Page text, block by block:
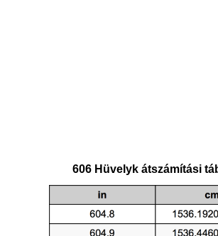
606 Hüvelyk átszámítási